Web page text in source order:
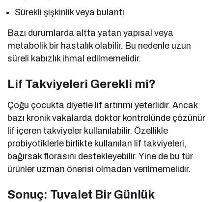
Sürekli şişkinlik veya bulantı
Bazı durumlarda altta yatan yapısal veya
metabolik bir hastalık olabilir. Bu nedenle uzun
süreli kabızlık ihmal edilmemelidir.
Lif Takviyeleri Gerekli mi?
Çoğu çocukta diyetle lif artırımı yeterlidir. Ancak
bazı kronik vakalarda doktor kontrolünde çözünür
lif içeren takviyeler kullanılabilir. Özellikle
probiyotiklerle birlikte kullanılan lif takviyeleri,
bağırsak florasını destekleyebilir. Yine de bu tür
ürünler uzman önerisi olmadan verilmemelidir.
Sonuç: Tuvalet Bir Günlük